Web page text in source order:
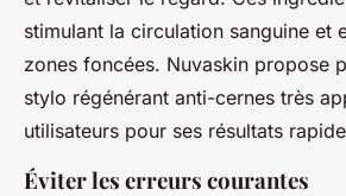
stimulant la circulation sanguine et
zones foncées. Nuvaskin propose
stylo régénérant anti-cernes très
utilisateurs pour ses résultats
Éviter les erreurs courantes